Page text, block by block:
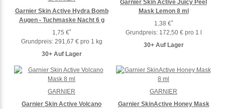
Garnier Skin Active Hydra Bomb
Augen - Tuchmaske Nacht 6 g
1,75 €*
Grundpreis: 291,67 € pro 1 kg
30+ Auf Lager
Garnier Skin Active Juicy Peel
Mask Lemon 8 ml
1,38 €*
Grundpreis: 172,50 € pro 1 l
30+ Auf Lager
Garnier Skin Active Volcano
GARNIER
Garnier SkinActive Honey Mask
GARNIER